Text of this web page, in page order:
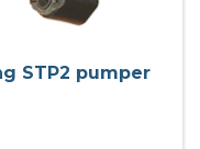
STP2 pumper